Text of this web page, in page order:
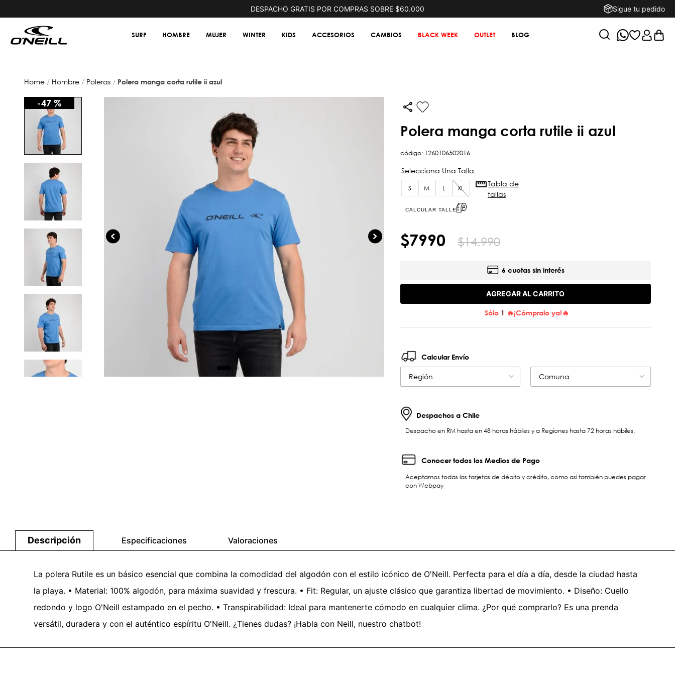
DESPACHO GRATIS POR COMPRAS SOBRE $60.000 Sigue tu pedido
SURF HOMBRE MUJER WINTER KIDS ACCESORIOS CAMBIOS BLACK WEEK OUTLET BLOG
hombre poleras polera manga corta rutile ii azul
-47 %
polera manga corta rutile ii azul
código: 1260106502016
S M L XL
CALCULAR TALLE
Tabla de
tallas
$7990 $14.990
6 cuotas sin interés
AGREGAR AL CARRITO
Sólo 1 🔥¡Cómpralo ya!🔥
Calcular Envío
Región Comuna
Despachos a Chile
Despacho en RM hasta en 48 horas hábiles y a Regiones hasta 72 horas hábiles.
Conocer todos los Medios de Pago
Aceptamos todas las tarjetas de débito y crédito, como así también puedes pagar
con Webpay
Descripción Especificaciones Valoraciones
La polera Rutile es un básico esencial que combina la comodidad del algodón con el estilo icónico de O'Neill. Perfecta para el día a día, desde la ciudad hasta
la playa. • Material: 100% algodón, para máxima suavidad y frescura. • Fit: Regular, un ajuste clásico que garantiza libertad de movimiento. • Diseño: Cuello
redondo y logo O'Neill estampado en el pecho. • Transpirabilidad: Ideal para mantenerte cómodo en cualquier clima. ¿Por qué comprarlo? Es una prenda
versátil, duradera y con el auténtico espíritu O'Neill. ¿Tienes dudas? ¡Habla con Neill, nuestro chatbot!